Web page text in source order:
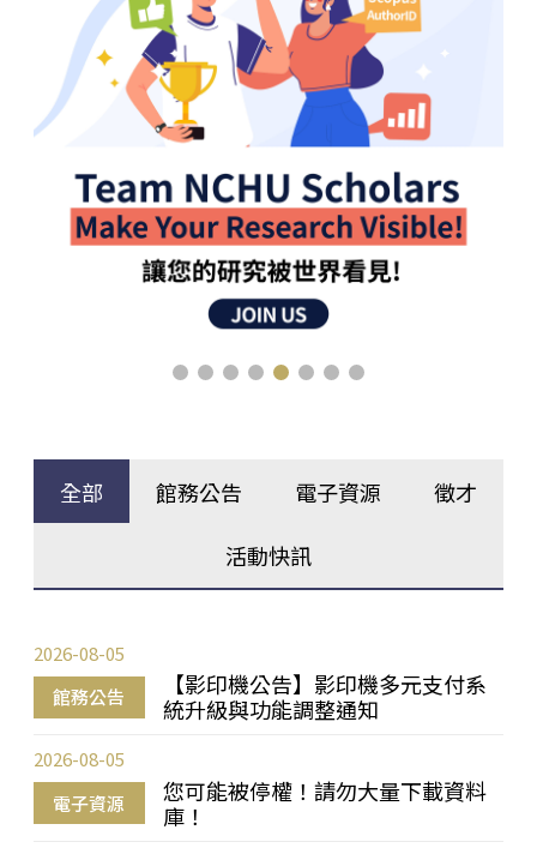
全部 館務公告 電子資源 徵才
活動快訊
館務公告
【影印機公告】影印機多元支付系
統升級與功能調整通知
2026-08-05
電子資源
您可能被停權！請勿大量下載資料
庫！
2026-08-05